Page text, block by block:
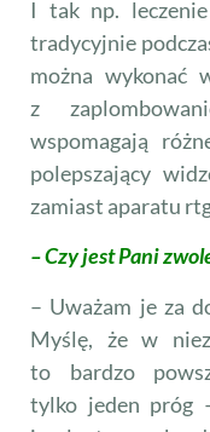
I tak np.
tradycyjnie
można wykonać
z
wspomagają
polepszający
zamiast aparatu
– Czy jest Pani
– Uważam je za
Myślę, że w
to bardzo
tylko jeden próg